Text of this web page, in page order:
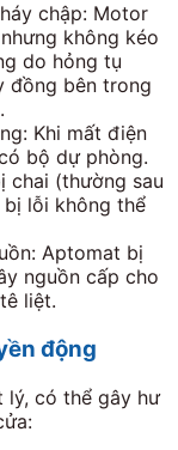
chập: Motor
không kéo
do hỏng tụ
đồng bên trong
Khi mất điện
bộ dự phòng.
chai (thường sau
bị lỗi không thể
Aptomat bị
nguồn cấp cho
liệt.
động
lý, có thể gây hư